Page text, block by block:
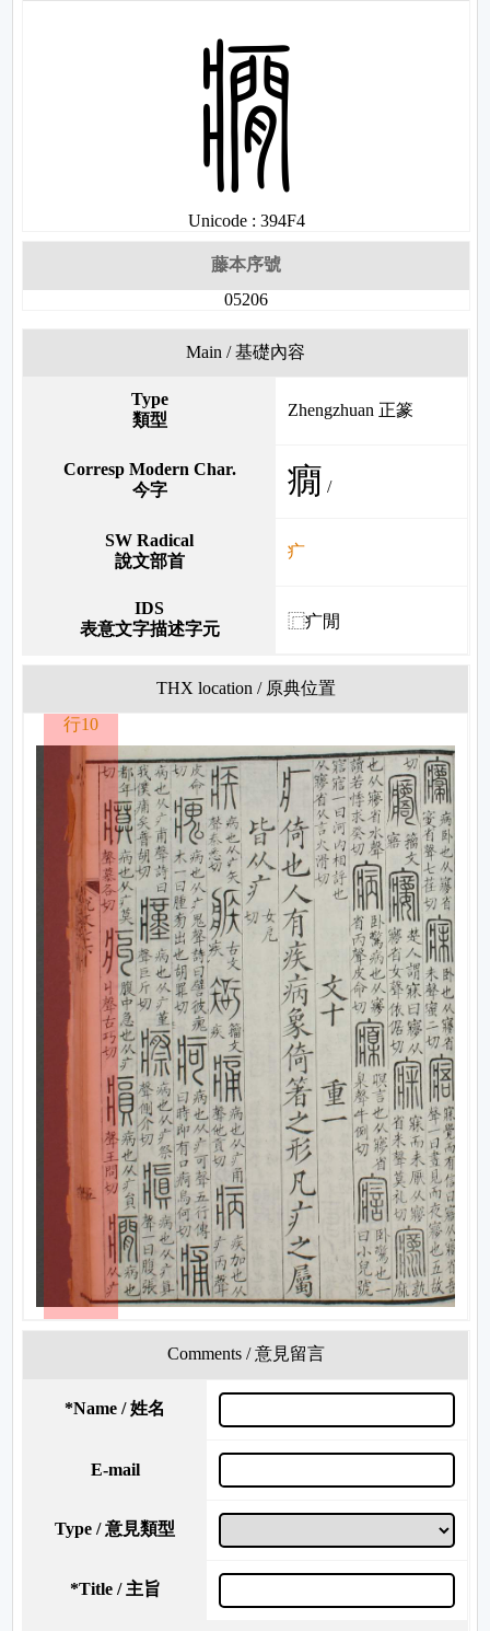
拴
Unicode : 394F4
藤本序號
05206
Main / 基礎內容
Type
類型
Zhengzhuan 正篆
Corresp Modern Char.
今字
癇 /
SW Radical
說文部首
疒
IDS
表意文字描述字元
⿸疒閒
THX location / 原典位置
行10
Comments / 意見留言
*Name / 姓名
E-mail
Type / 意見類型
*Title / 主旨